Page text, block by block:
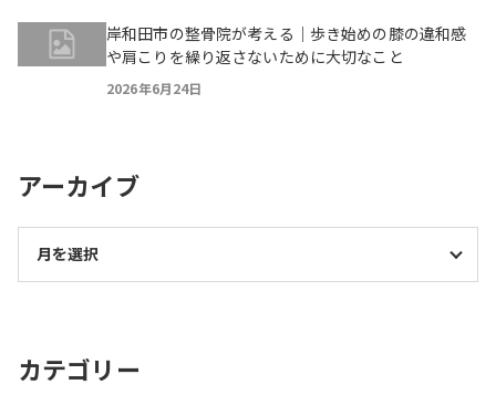
岸和田市の整骨院が考える｜歩き始めの膝の違和感
や肩こりを繰り返さないために大切なこと
2026年6月24日
アーカイブ
カテゴリー